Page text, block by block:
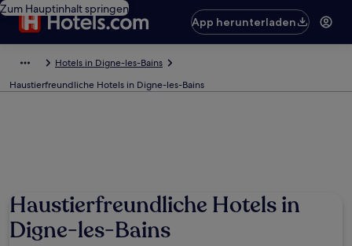
Zum Hauptinhalt springen
App herunterladen
Hotels in Digne-les-Bains
Haustierfreundliche Hotels in Digne-les-Bains
Haustierfreundliche Hotels in
Digne-les-Bains